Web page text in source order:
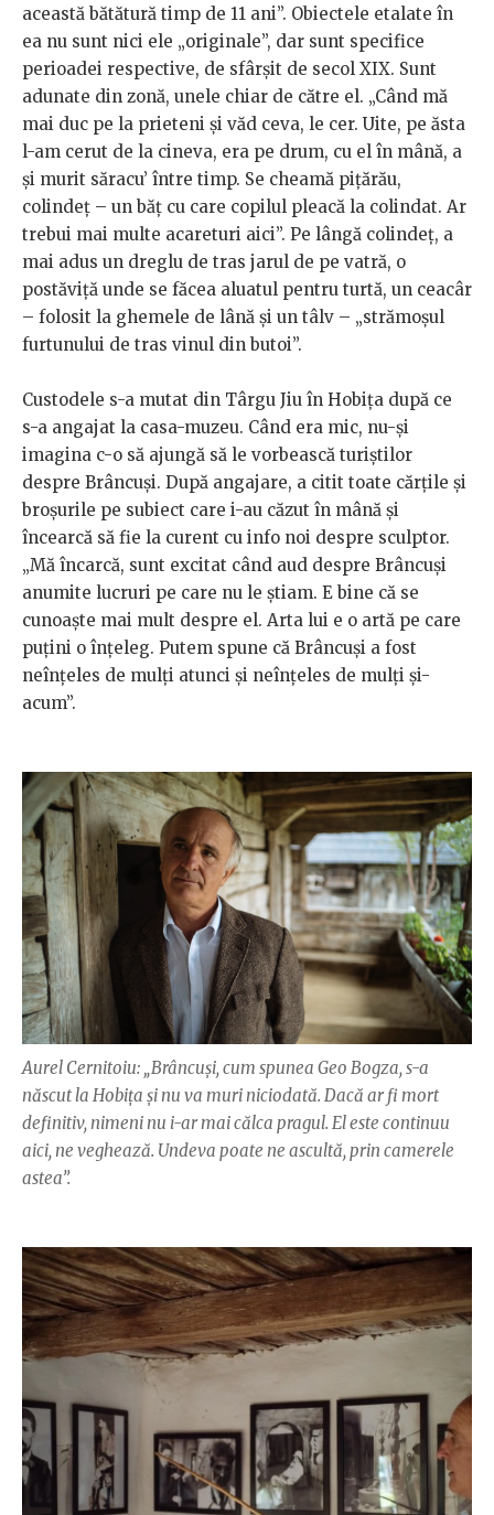
această bătătură timp de 11 ani”. Obiectele etalate în
ea nu sunt nici ele „originale”, dar sunt specifice
perioadei respective, de sfârşit de secol XIX. Sunt
adunate din zonă, unele chiar de către el. „Când mă
mai duc pe la prieteni şi văd ceva, le cer. Uite, pe ăsta
l-am cerut de la cineva, era pe drum, cu el în mână, a
şi murit săracu’ între timp. Se cheamă piţărău,
colindeţ – un băţ cu care copilul pleacă la colindat. Ar
trebui mai multe acareturi aici”. Pe lângă colindeț, a
mai adus un dreglu de tras jarul de pe vatră, o
postăviţă unde se făcea aluatul pentru turtă, un ceacâr
– folosit la ghemele de lână şi un tâlv – „strămoşul
furtunului de tras vinul din butoi”.
Custodele s-a mutat din Târgu Jiu în Hobiţa după ce
s-a angajat la casa-muzeu. Când era mic, nu-şi
imagina c-o să ajungă să le vorbească turiștilor
despre Brâncuşi. După angajare, a citit toate cărţile şi
broşurile pe subiect care i-au căzut în mână şi
încearcă să fie la curent cu info noi despre sculptor.
„Mă încarcă, sunt excitat când aud despre Brâncuşi
anumite lucruri pe care nu le ştiam. E bine că se
cunoaşte mai mult despre el. Arta lui e o artă pe care
puţini o înţeleg. Putem spune că Brâncuşi a fost
neînţeles de mulţi atunci şi neînţeles de mulţi şi-
acum”.
Aurel Cernitoiu: „Brâncuşi, cum spunea Geo Bogza, s-a
născut la Hobiţa şi nu va muri niciodată. Dacă ar fi mort
definitiv, nimeni nu i-ar mai călca pragul. El este continuu
aici, ne veghează. Undeva poate ne ascultă, prin camerele
astea”.